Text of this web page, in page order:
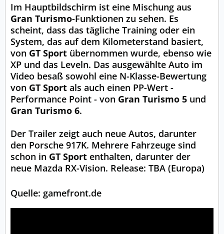
Im Hauptbildschirm ist eine Mischung aus
Gran Turismo-Funktionen zu sehen. Es
scheint, dass das tägliche Training oder ein
System, das auf dem Kilometerstand basiert,
von GT Sport übernommen wurde, ebenso wie
XP und das Leveln. Das ausgewählte Auto im
Video besaß sowohl eine N-Klasse-Bewertung
von GT Sport als auch einen PP-Wert -
Performance Point - von Gran Turismo 5 und
Gran Turismo 6.
Der Trailer zeigt auch neue Autos, darunter
den Porsche 917K. Mehrere Fahrzeuge sind
schon in GT Sport enthalten, darunter der
neue Mazda RX-Vision. Release: TBA (Europa)
Quelle: gamefront.de